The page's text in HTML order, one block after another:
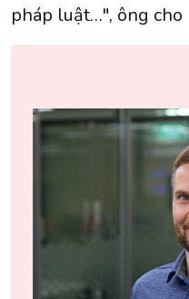
pháp luật…", ông cho